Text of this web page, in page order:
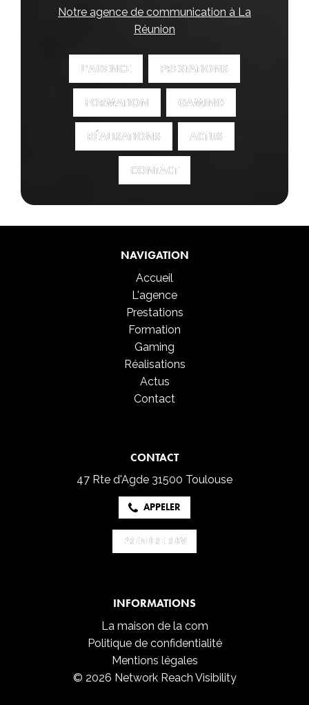
Notre agence de communication à La
Réunion
L'AGENCE
L'AGENCE PRESTATIONS
PRESTATIONS
FORMATION
FORMATION GAMING
GAMING
RÉALISATIONS
RÉALISATIONS ACTUS
ACTUS
CONTACT
CONTACT
NAVIGATION
Accueil
L'agence
Prestations
Formation
Gaming
Réalisations
Actus
Contact
CONTACT
47 Rte d'Agde 31500 Toulouse
APPELER
PRENDRE RDV
PRENDRE RDV
INFORMATIONS
La maison de la com
Politique de confidentialité
Mentions légales
© 2026 Network Reach Visibility